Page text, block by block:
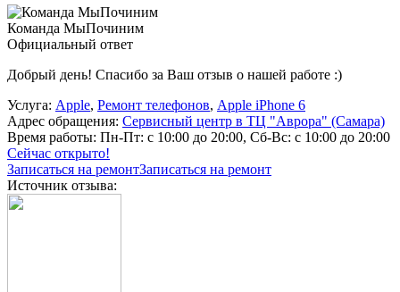
Команда МыПочиним
Официальный ответ
Добрый день! Спасибо за Ваш отзыв о нашей работе :)
Услуга: Apple, Ремонт телефонов, Apple iPhone 6
Адрес обращения: Сервисный центр в ТЦ "Аврора" (Самара)
Время работы: Пн-Пт: с 10:00 до 20:00, Сб-Вс: с 10:00 до 20:00
Сейчас открыто!
Записаться на ремонтЗаписаться на ремонт
Источник отзыва: